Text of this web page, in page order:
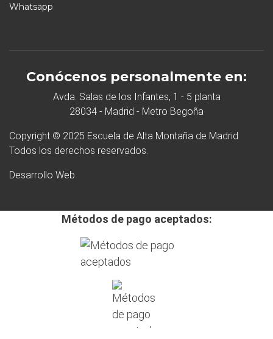
Whatsapp
Conócenos personalmente en:
Avda. Salas de los Infantes, 1 - 5 planta
28034 - Madrid - Metro Begoña
Copyright © 2025 Escuela de Alta Montaña de Madrid
Todos los derechos reservados.
Desarrollo Web
Métodos de pago aceptados: